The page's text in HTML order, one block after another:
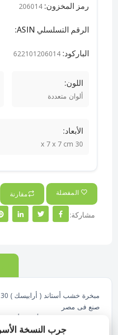
رمز المخزون: 206014
الرقم التسلسلي ASIN:
الباركود: 622101206014
اللون:
ألوان متعددة
الأبعاد:
30 x 7 x 7 cm
المفضلة مقارنة
مشاركة:
صنع فى مصر
لمسة شرقية فخمة لديكور المنزل
جرب النسخة